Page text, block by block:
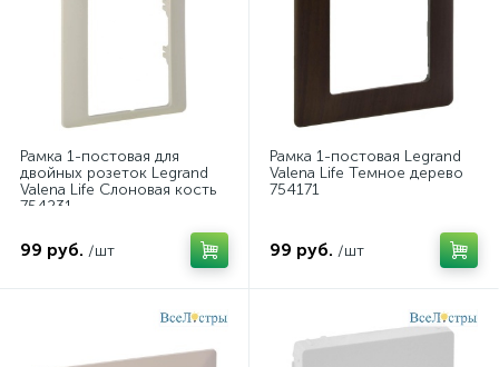
Рамка 1-постовая для
двойных розеток Legrand
Valena Life Слоновая кость
754231
99 руб. /шт
Рамка 1-постовая Legrand
Valena Life Темное дерево
754171
99 руб. /шт